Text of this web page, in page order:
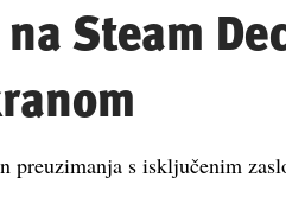
Steam
preuzimanja s isključenim